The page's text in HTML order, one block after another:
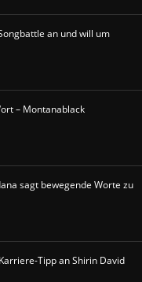
an und will um
– Montanablack
sagt bewegende Worte zu
Tipp an Shirin David